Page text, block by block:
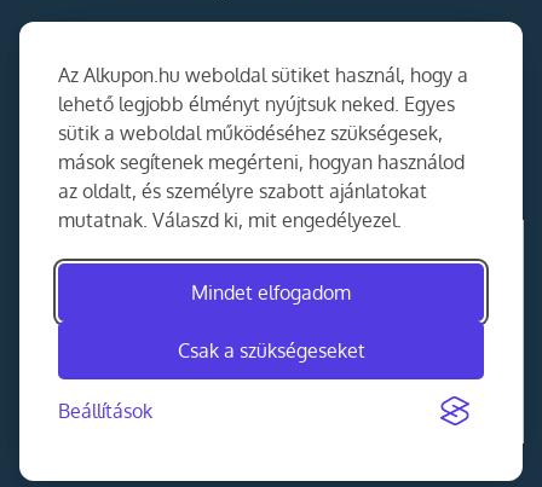
Az Alkupon.hu weboldal sütiket használ, hogy a
lehető legjobb élményt nyújtsuk neked. Egyes
sütik a weboldal működéséhez szükségesek,
mások segítenek megérteni, hogyan használod
az oldalt, és személyre szabott ajánlatokat
mutatnak. Válaszd ki, mit engedélyezel.
Mindet elfogadom
Csak a szükségeseket
Beállítások
Együttműködés
Kapcsolat
Ajánlj nekünk!
Partner Belépés